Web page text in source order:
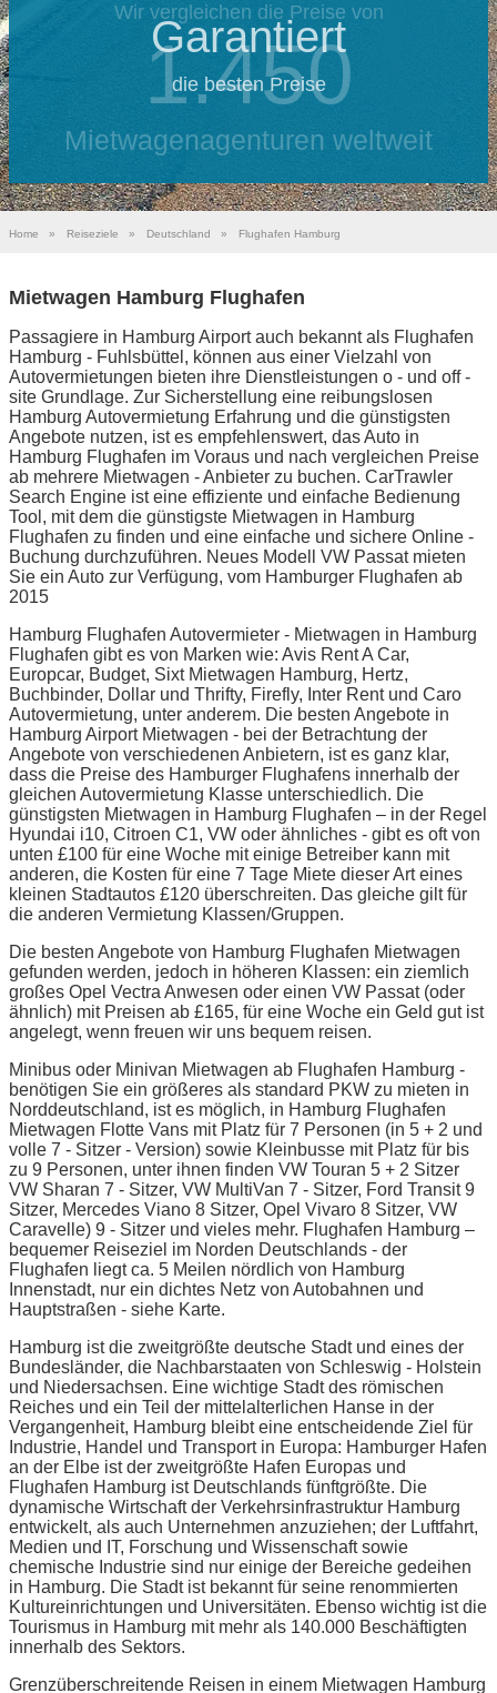
Wir vergleichen die Preise von
1.450
Mietwagenagenturen weltweit
Garantiert
die besten Preise
Home » Reiseziele » Deutschland » Flughafen Hamburg
Mietwagen Hamburg Flughafen
Passagiere in Hamburg Airport auch bekannt als Flughafen
Hamburg - Fuhlsbüttel, können aus einer Vielzahl von
Autovermietungen bieten ihre Dienstleistungen o - und off -
site Grundlage. Zur Sicherstellung eine reibungslosen
Hamburg Autovermietung Erfahrung und die günstigsten
Angebote nutzen, ist es empfehlenswert, das Auto in
Hamburg Flughafen im Voraus und nach vergleichen Preise
ab mehrere Mietwagen - Anbieter zu buchen. CarTrawler
Search Engine ist eine effiziente und einfache Bedienung
Tool, mit dem die günstigste Mietwagen in Hamburg
Flughafen zu finden und eine einfache und sichere Online -
Buchung durchzuführen. Neues Modell VW Passat mieten
Sie ein Auto zur Verfügung, vom Hamburger Flughafen ab
2015
Hamburg Flughafen Autovermieter - Mietwagen in Hamburg
Flughafen gibt es von Marken wie: Avis Rent A Car,
Europcar, Budget, Sixt Mietwagen Hamburg, Hertz,
Buchbinder, Dollar und Thrifty, Firefly, Inter Rent und Caro
Autovermietung, unter anderem. Die besten Angebote in
Hamburg Airport Mietwagen - bei der Betrachtung der
Angebote von verschiedenen Anbietern, ist es ganz klar,
dass die Preise des Hamburger Flughafens innerhalb der
gleichen Autovermietung Klasse unterschiedlich. Die
günstigsten Mietwagen in Hamburg Flughafen – in der Regel
Hyundai i10, Citroen C1, VW oder ähnliches - gibt es oft von
unten £100 für eine Woche mit einige Betreiber kann mit
anderen, die Kosten für eine 7 Tage Miete dieser Art eines
kleinen Stadtautos £120 überschreiten. Das gleiche gilt für
die anderen Vermietung Klassen/Gruppen.
Die besten Angebote von Hamburg Flughafen Mietwagen
gefunden werden, jedoch in höheren Klassen: ein ziemlich
großes Opel Vectra Anwesen oder einen VW Passat (oder
ähnlich) mit Preisen ab £165, für eine Woche ein Geld gut ist
angelegt, wenn freuen wir uns bequem reisen.
Minibus oder Minivan Mietwagen ab Flughafen Hamburg -
benötigen Sie ein größeres als standard PKW zu mieten in
Norddeutschland, ist es möglich, in Hamburg Flughafen
Mietwagen Flotte Vans mit Platz für 7 Personen (in 5 + 2 und
volle 7 - Sitzer - Version) sowie Kleinbusse mit Platz für bis
zu 9 Personen, unter ihnen finden VW Touran 5 + 2 Sitzer
VW Sharan 7 - Sitzer, VW MultiVan 7 - Sitzer, Ford Transit 9
Sitzer, Mercedes Viano 8 Sitzer, Opel Vivaro 8 Sitzer, VW
Caravelle) 9 - Sitzer und vieles mehr. Flughafen Hamburg –
bequemer Reiseziel im Norden Deutschlands - der
Flughafen liegt ca. 5 Meilen nördlich von Hamburg
Innenstadt, nur ein dichtes Netz von Autobahnen und
Hauptstraßen - siehe Karte.
Hamburg ist die zweitgrößte deutsche Stadt und eines der
Bundesländer, die Nachbarstaaten von Schleswig - Holstein
und Niedersachsen. Eine wichtige Stadt des römischen
Reiches und ein Teil der mittelalterlichen Hanse in der
Vergangenheit, Hamburg bleibt eine entscheidende Ziel für
Industrie, Handel und Transport in Europa: Hamburger Hafen
an der Elbe ist der zweitgrößte Hafen Europas und
Flughafen Hamburg ist Deutschlands fünftgrößte. Die
dynamische Wirtschaft der Verkehrsinfrastruktur Hamburg
entwickelt, als auch Unternehmen anzuziehen; der Luftfahrt,
Medien und IT, Forschung und Wissenschaft sowie
chemische Industrie sind nur einige der Bereiche gedeihen
in Hamburg. Die Stadt ist bekannt für seine renommierten
Kultureinrichtungen und Universitäten. Ebenso wichtig ist die
Tourismus in Hamburg mit mehr als 140.000 Beschäftigten
innerhalb des Sektors.
Grenzüberschreitende Reisen in einem Mietwagen Hamburg